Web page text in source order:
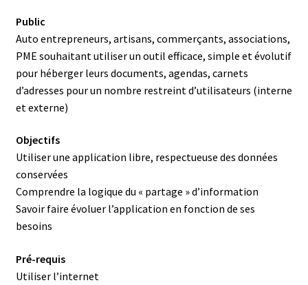
Contact
Public
Auto entrepreneurs, artisans, commerçants, associations,
PME souhaitant utiliser un outil efficace, simple et évolutif
pour héberger leurs documents, agendas, carnets
d’adresses pour un nombre restreint d’utilisateurs (interne
et externe)
Objectifs
Utiliser une application libre, respectueuse des données
conservées
Comprendre la logique du « partage » d’information
Savoir faire évoluer l’application en fonction de ses
besoins
Pré-requis
Utiliser l’internet